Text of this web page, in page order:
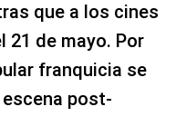
que a los cines
21 de mayo. Por
franquicia se
post-